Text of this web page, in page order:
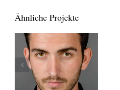
Ähnliche Projekte